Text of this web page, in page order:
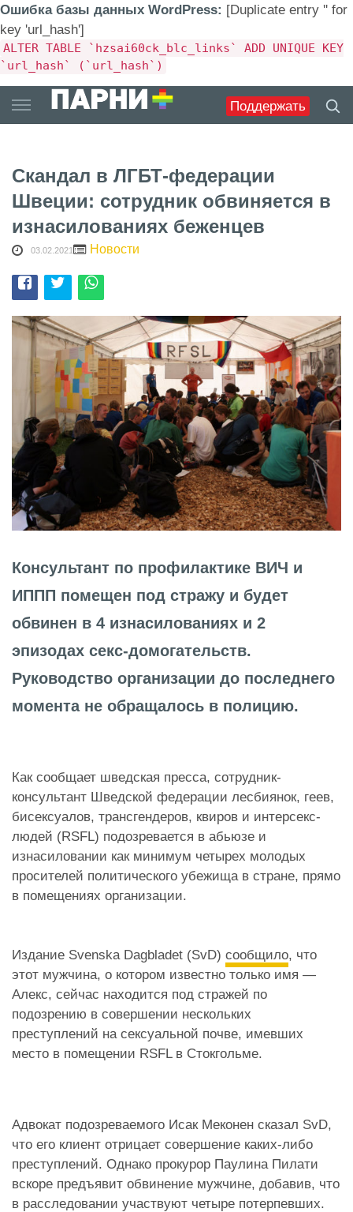
Ошибка базы данных WordPress: [Duplicate entry '' for
key 'url_hash']
ALTER TABLE `hzsai60ck_blc_links` ADD UNIQUE KEY
`url_hash` (`url_hash`)
Поддержать
to
Скандал в ЛГБТ-федерации
Швеции: сотрудник обвиняется в
изнасилованиях беженцев
03.02.2021 Новости
Консультант по профилактике ВИЧ и
ИППП помещен под стражу и будет
обвинен в 4 изнасилованиях и 2
эпизодах секс-домогательств.
Руководство организации до последнего
момента не обращалось в полицию.
Как сообщает шведская пресса, сотрудник-
консультант Шведской федерации лесбиянок, геев,
бисексуалов, трансгендеров, квиров и интерсекс-
людей (RSFL) подозревается в абьюзе и
изнасиловании как минимум четырех молодых
просителей политического убежища в стране, прямо
в помещениях организации.
Издание Svenska Dagbladet (SvD) сообщило, что
этот мужчина, о котором известно только имя —
Алекс, сейчас находится под стражей по
подозрению в совершении нескольких
преступлений на сексуальной почве, имевших
место в помещении RSFL в Стокгольме.
Адвокат подозреваемого Исак Меконен сказал SvD,
что его клиент отрицает совершение каких-либо
преступлений. Однако прокурор Паулина Пилати
вскоре предъявит обвинение мужчине, добавив, что
в расследовании участвуют четыре потерпевших.